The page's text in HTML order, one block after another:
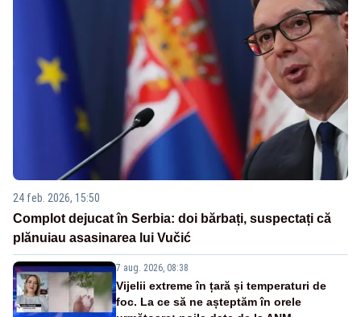
24 feb. 2026, 15:50
Complot dejucat în Serbia: doi bărbați, suspectați că
plănuiau asasinarea lui Vučić
7 aug. 2026, 08:38
Vijelii extreme în țară și temperaturi de
foc. La ce să ne așteptăm în orele